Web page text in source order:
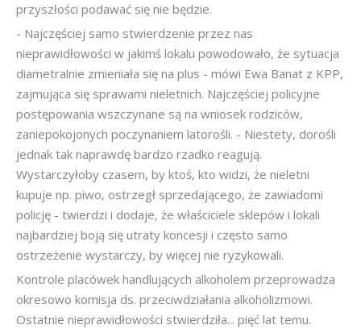
przyszłości podawać się nie będzie.
- Najczęściej samo stwierdzenie przez nas
nieprawidłowości w jakimś lokalu powodowało, że sytuacja
diametralnie zmieniała się na plus - mówi Ewa Banat z KPP,
zajmująca się sprawami nieletnich. Najczęściej policyjne
postępowania wszczynane są na wniosek rodziców,
zaniepokojonych poczynaniem latorośli. - Niestety, dorośli
jednak tak naprawdę bardzo rzadko reagują.
Wystarczyłoby czasem, by ktoś, kto widzi, że nieletni
kupuje np. piwo, ostrzegł sprzedającego, że zawiadomi
policję - twierdzi i dodaje, że właściciele sklepów i lokali
najbardziej boją się utraty koncesji i często samo
ostrzeżenie wystarczy, by więcej nie ryzykowali.
Kontrole placówek handlujących alkoholem przeprowadza
okresowo komisja ds. przeciwdziałania alkoholizmowi.
Ostatnie nieprawidłowości stwierdziła... pięć lat temu.